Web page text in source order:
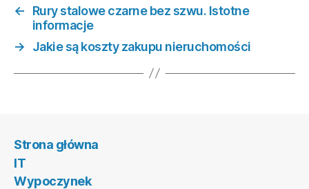
←
Rury stalowe czarne bez szwu. Istotne
informacje
→
Jakie są koszty zakupu nieruchomości
Strona główna
IT
Wypoczynek